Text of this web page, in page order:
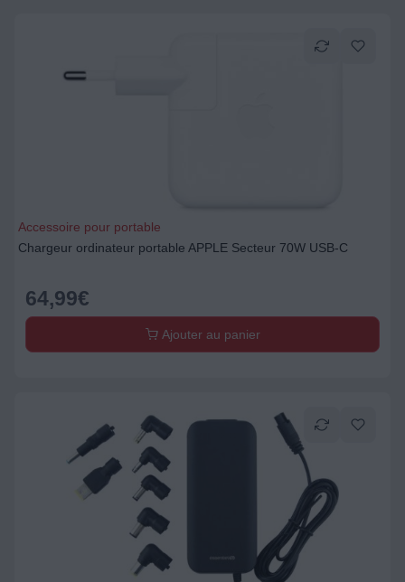
Accessoire pour portable
Chargeur ordinateur portable APPLE Secteur 70W USB-C
64,99€
Ajouter au panier